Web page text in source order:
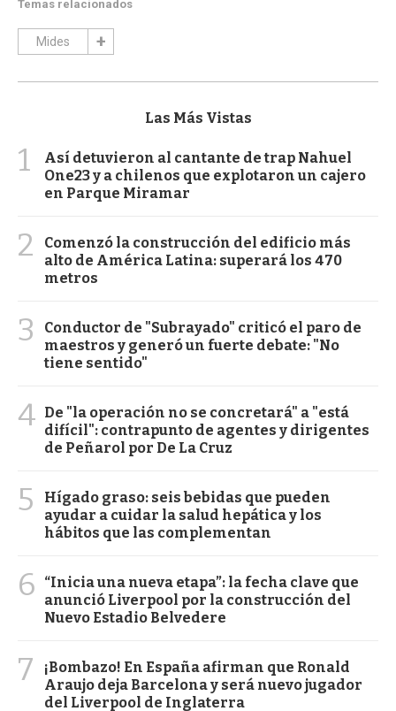
Temas relacionados
Mides
Las Más Vistas
1
Así detuvieron al cantante de trap Nahuel
One23 y a chilenos que explotaron un cajero
en Parque Miramar
2
Comenzó la construcción del edificio más
alto de América Latina: superará los 470
metros
3
Conductor de "Subrayado" criticó el paro de
maestros y generó un fuerte debate: "No
tiene sentido"
4 De "la operación no se concretará" a "está
difícil": contrapunto de agentes y dirigentes
de Peñarol por De La Cruz
5
Hígado graso: seis bebidas que pueden
ayudar a cuidar la salud hepática y los
hábitos que las complementan
6
“Inicia una nueva etapa”: la fecha clave que
anunció Liverpool por la construcción del
Nuevo Estadio Belvedere
7
¡Bombazo! En España afirman que Ronald
Araujo deja Barcelona y será nuevo jugador
del Liverpool de Inglaterra